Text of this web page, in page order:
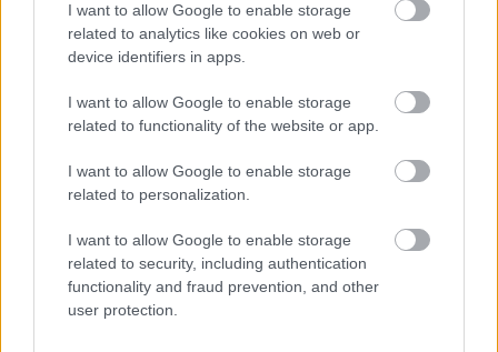
I want to allow Google to enable storage
related to analytics like cookies on web or
device identifiers in apps.
I want to allow Google to enable storage
related to functionality of the website or app.
I want to allow Google to enable storage
related to personalization.
I want to allow Google to enable storage
related to security, including authentication
functionality and fraud prevention, and other
user protection.
2026 Jenny.gr | All rights reserved